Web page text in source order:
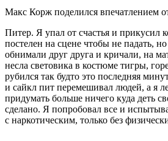
Макс Корж поделился впечатлением
Питер. Я упал от счастья и прикусил
постелен на сцене чтобы не падать,
обнимали друг друга и кричали, на
несла световика в костюме тигры,
рубился так будто это последняя
и сайкл пит перемешивал людей, а я
придумать больше ничего куда деть
сделано. Я попробовал все и
с наркотическим, только без